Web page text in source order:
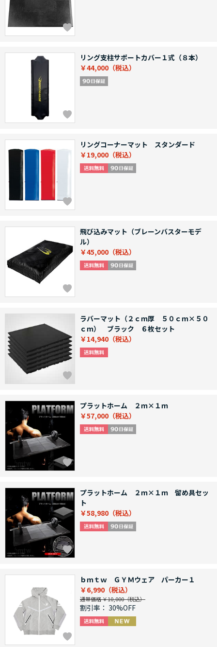
リング支柱サポートカバー１式（８本）
￥44,000
リングコーナーマット スタンダード
￥19,000
飛び込みマット（ブレーンバスターモデ
ル）
￥45,000
ラバーマット（２ｃｍ厚 ５０ｃｍ×５０
ｃｍ） ブラック ６枚セット
￥14,940
プラットホーム ２ｍ×１ｍ
￥57,000
プラットホーム ２ｍ×１ｍ 留め具セッ
ト
￥58,980
ｂｍｔｗ ＧＹＭウェア パーカー１
￥6,990
通常価格 ￥10,000
割引率： 30%OFF